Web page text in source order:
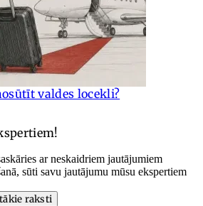
valdes locekli?
ar neskaidriem jautājumiem
sūti savu jautājumu mūsu ekspertiem
raksti